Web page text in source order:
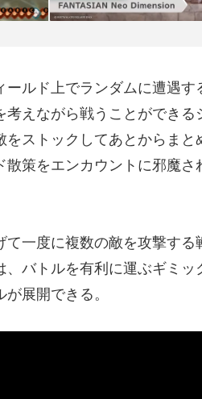
ルド上でランダムに遭遇す
えながら戦うことができる
ストックしてあとからまと
散策をエンカウントに邪魔さ
て一度に複数の敵を攻撃する
、バトルを有利に運ぶギミッ
展開できる。